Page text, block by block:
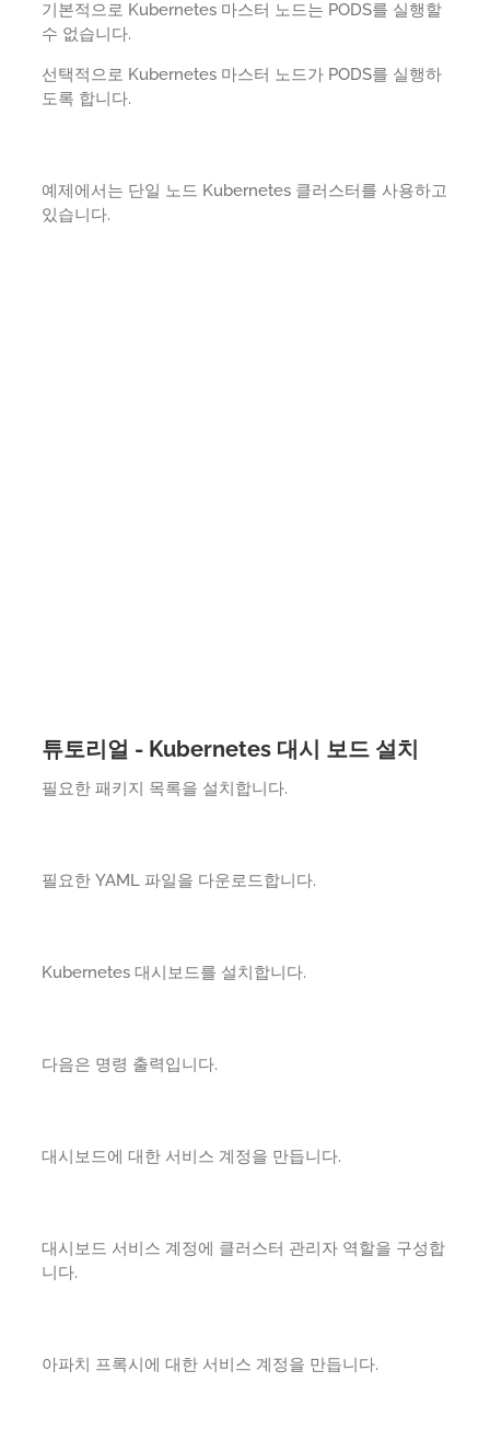
기본적으로 Kubernetes 마스터 노드는 PODS를 실행할
수 없습니다.
선택적으로 Kubernetes 마스터 노드가 PODS를 실행하
도록 합니다.
예제에서는 단일 노드 Kubernetes 클러스터를 사용하고
있습니다.
튜토리얼 - Kubernetes 대시 보드 설치
필요한 패키지 목록을 설치합니다.
필요한 YAML 파일을 다운로드합니다.
Kubernetes 대시보드를 설치합니다.
다음은 명령 출력입니다.
대시보드에 대한 서비스 계정을 만듭니다.
대시보드 서비스 계정에 클러스터 관리자 역할을 구성합
니다.
아파치 프록시에 대한 서비스 계정을 만듭니다.